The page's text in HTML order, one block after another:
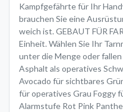
Kampfgefährte für Ihr
brauchen Sie eine
weich ist. GEBAUT FÜR
Einheit. Wählen Sie Ihr
unter die Menge oder
Asphalt als operatives
Avocado für sichtbares
für operatives Grau Foggy
Alarmstufe Rot Pink